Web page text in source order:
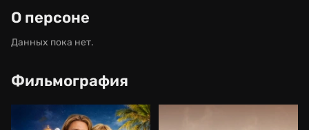
О персоне
Данных пока нет.
Фильмография